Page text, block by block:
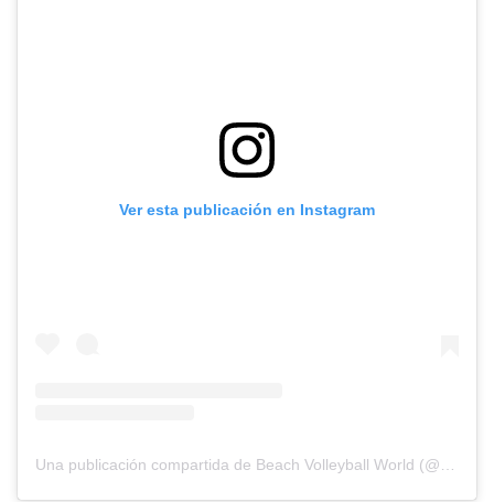
Ver esta publicación en Instagram